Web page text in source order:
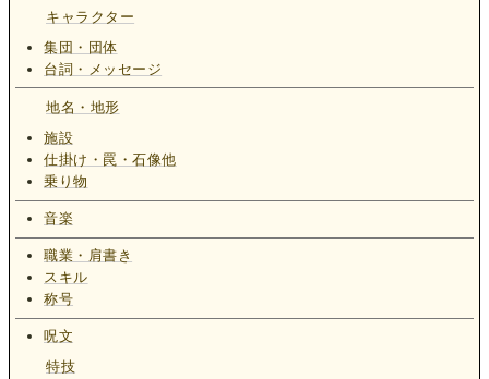
キャラクター
集団・団体
台詞・メッセージ
地名・地形
施設
仕掛け・罠・石像他
乗り物
音楽
職業・肩書き
スキル
称号
呪文
特技